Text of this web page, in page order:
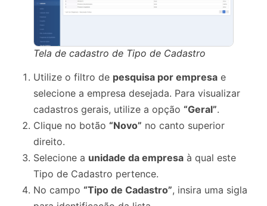
Tela de cadastro de Tipo de Cadastro
Utilize o filtro de pesquisa por empresa e
selecione a empresa desejada. Para visualizar
cadastros gerais, utilize a opção “Geral”.
Clique no botão “Novo” no canto superior
direito.
Selecione a unidade da empresa à qual este
Tipo de Cadastro pertence.
No campo “Tipo de Cadastro”, insira uma sigla